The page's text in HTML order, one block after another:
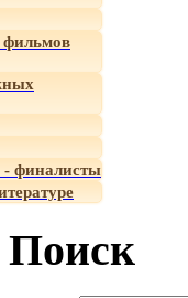
- финалисты
Поиск